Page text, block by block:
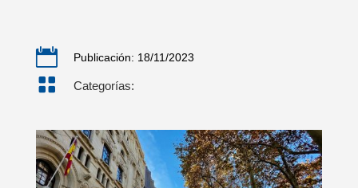
 Publicación: 18/11/2023
 Categorías: